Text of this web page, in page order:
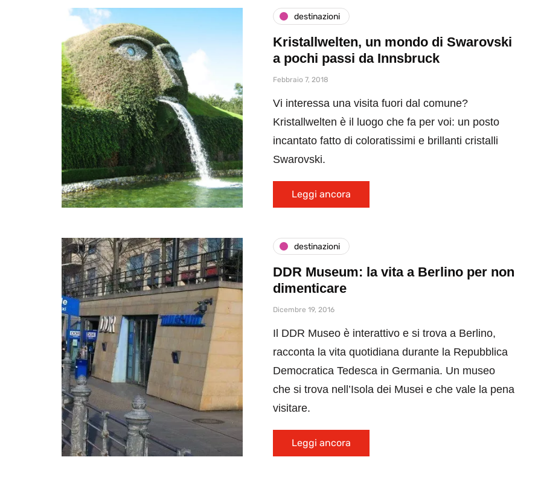
destinazioni
Kristallwelten, un mondo di Swarovski
a pochi passi da Innsbruck
Febbraio 7, 2018
Vi interessa una visita fuori dal comune?
Kristallwelten è il luogo che fa per voi: un posto
incantato fatto di coloratissimi e brillanti cristalli
Swarovski.
Leggi ancora
destinazioni
DDR Museum: la vita a Berlino per non
dimenticare
Dicembre 19, 2016
Il DDR Museo è interattivo e si trova a Berlino,
racconta la vita quotidiana durante la Repubblica
Democratica Tedesca in Germania. Un museo
che si trova nell’Isola dei Musei e che vale la pena
visitare.
Leggi ancora